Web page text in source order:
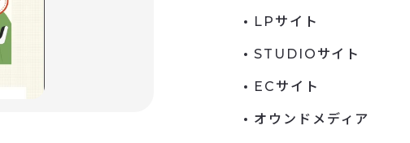
LPサイト
STUDIOサイト
ECサイト
オウンドメディア